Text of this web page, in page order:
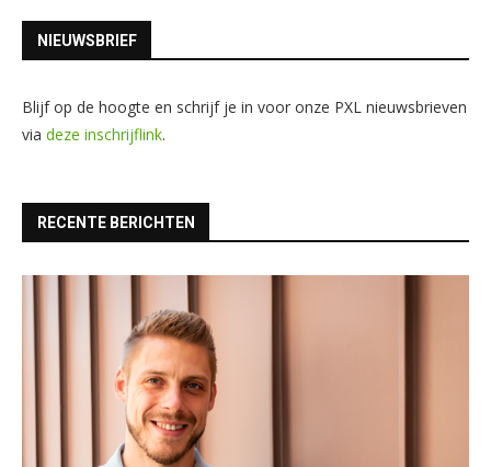
NIEUWSBRIEF
Blijf op de hoogte en schrijf je in voor onze PXL nieuwsbrieven
via deze inschrijflink.
RECENTE BERICHTEN